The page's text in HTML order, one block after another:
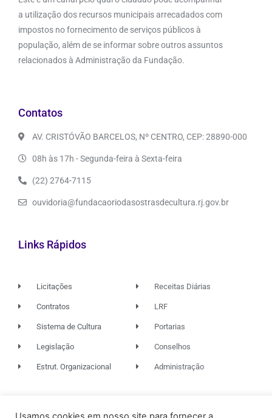
a utilização dos recursos municipais arrecadados com
impostos no fornecimento de serviços públicos à
população, além de se informar sobre outros assuntos
relacionados à Administração da Fundação.
Contatos
AV. CRISTÓVÃO BARCELOS, Nº CENTRO, CEP: 28890-000
08h às 17h - Segunda-feira à Sexta-feira
(22) 2764-7115
ouvidoria@fundacaoriodasostrasdecultura.rj.gov.br
Links Rápidos
Licitações
Contratos
Sistema de Cultura
Legislação
Estrut. Organizacional
Receitas Diárias
LRF
Portarias
Conselhos
Administração